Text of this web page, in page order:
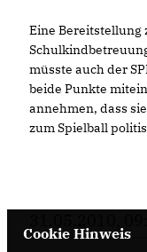
Eine Bereitstellung
müsste auch der
beide Punkte
annehmen, dass
zum Spielball
Cookie Hinweis